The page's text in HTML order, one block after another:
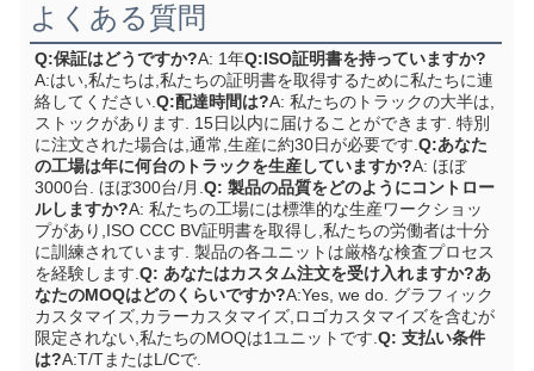
よくある質問
Q:保証はどうですか?A: 1年Q:ISO証明書を持っていますか?
A:はい,私たちは,私たちの証明書を取得するために私たちに連
絡してください. Q:配達時間は?A: 私たちのトラックの大半は,
ストックがあります. 15日以内に届けることができます. 特別
に注文された場合は,通常,生産に約30日が必要です. Q:あなた
の工場は年に何台のトラックを生産していますか?A: ほぼ
3000台. ほぼ300台/月. Q: 製品の品質をどのようにコントロー
ルしますか?A: 私たちの工場には標準的な生産ワークショッ
プがあり,ISO CCC BV証明書を取得し,私たちの労働者は十分
に訓練されています. 製品の各ユニットは厳格な検査プロセス
を経験します. Q: あなたはカスタム注文を受け入れますか?あ
なたのMOQはどのくらいですか?A:Yes, we do. グラフィック
カスタマイズ,カラーカスタマイズ,ロゴカスタマイズを含むが
限定されない,私たちのMOQは1ユニットです. Q: 支払い条件
は?A:T/TまたはL/Cで.